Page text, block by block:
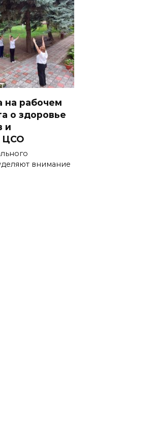
на рабочем
о здоровье
и
ЦСО
внимание